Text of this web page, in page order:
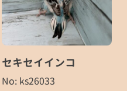
セキセイインコ
No: ks26033